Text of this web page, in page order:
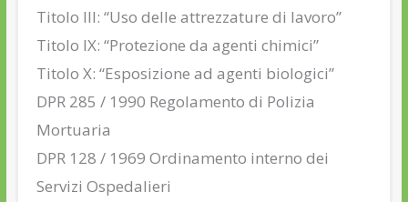
Titolo III: “Uso delle attrezzature di lavoro”
Titolo IX: “Protezione da agenti chimici”
Titolo X: “Esposizione ad agenti biologici”
DPR 285 / 1990 Regolamento di Polizia
Mortuaria
DPR 128 / 1969 Ordinamento interno dei
Servizi Ospedalieri